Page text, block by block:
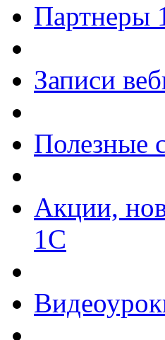
Партнеры
Записи
Полезные
Акции,
1С